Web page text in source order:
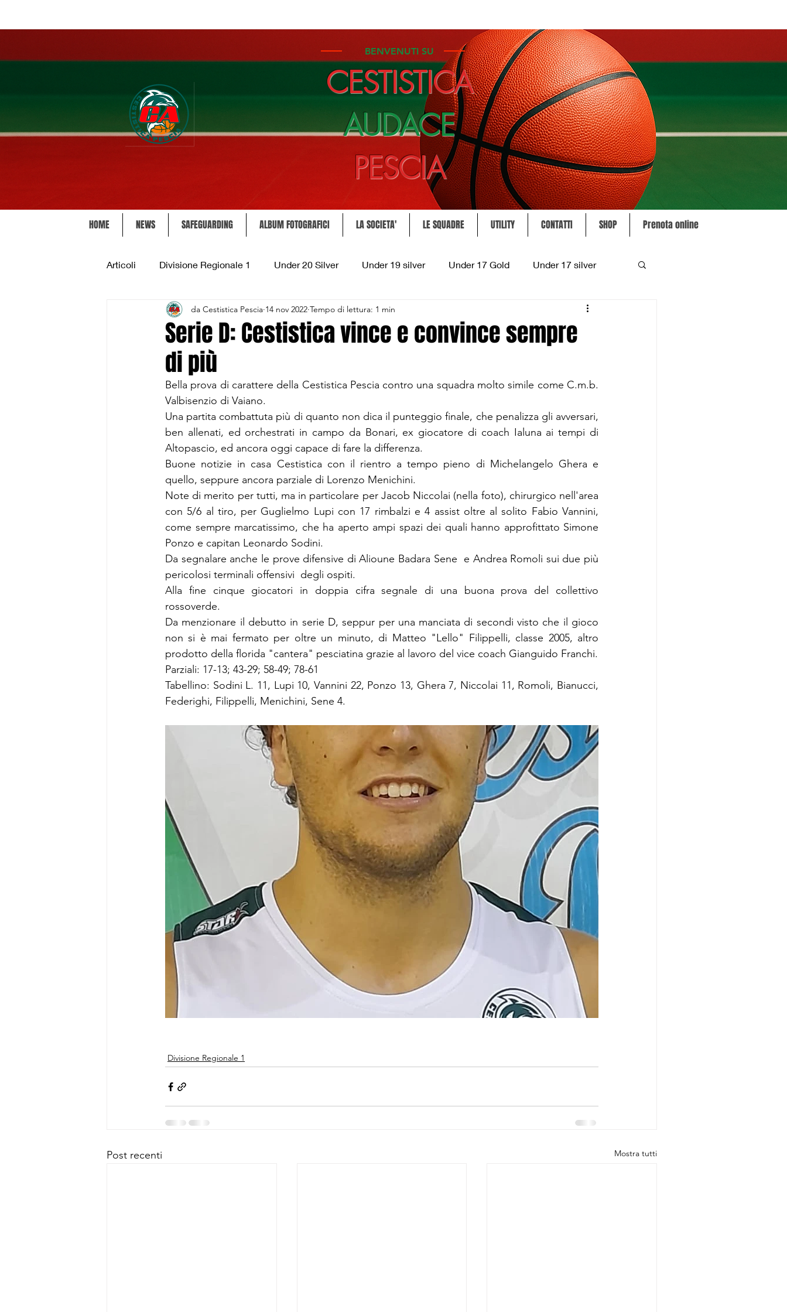
BENVENUTI SU
CESTISTICA
AUDACE
PESCIA
HOME NEWS SAFEGUARDING ALBUM FOTOGRAFICI LA SOCIETA' LE SQUADRE UTILITY CONTATTI SHOP Prenota online
Articoli Divisione Regionale 1 Under 20 Silver Under 19 silver Under 17 Gold Under 17 silver
Under 15 Silver Under 14 Silver Under 13 Silver Esordienti
CSI Juniores CSI Under 13
Serie D: Cestistica vince e convince sempre
di più
da Cestistica Pescia 14 nov 2022 Tempo di lettura: 1 min
Bella prova di carattere della Cestistica Pescia contro una squadra molto simile come C.m.b.
Valbisenzio di Vaiano.
Una partita combattuta più di quanto non dica il punteggio finale, che penalizza gli avversari,
ben allenati, ed orchestrati in campo da Bonari, ex giocatore di coach Ialuna ai tempi di
Altopascio, ed ancora oggi capace di fare la differenza.
Buone notizie in casa Cestistica con il rientro a tempo pieno di Michelangelo Ghera e
quello, seppure ancora parziale di Lorenzo Menichini.
Note di merito per tutti, ma in particolare per Jacob Niccolai (nella foto), chirurgico nell'area
con 5/6 al tiro, per Guglielmo Lupi con 17 rimbalzi e 4 assist oltre al solito Fabio Vannini,
come sempre marcatissimo, che ha aperto ampi spazi dei quali hanno approfittato Simone
Ponzo e capitan Leonardo Sodini.
Da segnalare anche le prove difensive di Alioune Badara Sene  e Andrea Romoli sui due più
pericolosi terminali offensivi  degli ospiti.
Alla fine cinque giocatori in doppia cifra segnale di una buona prova del collettivo
rossoverde.
Da menzionare il debutto in serie D, seppur per una manciata di secondi visto che il gioco
non si è mai fermato per oltre un minuto, di Matteo "Lello" Filippelli, classe 2005, altro
prodotto della florida "cantera" pesciatina grazie al lavoro del vice coach Gianguido Franchi.
Parziali: 17-13; 43-29; 58-49; 78-61
Tabellino: Sodini L. 11, Lupi 10, Vannini 22, Ponzo 13, Ghera 7, Niccolai 11, Romoli, Bianucci,
Federighi, Filippelli, Menichini, Sene 4.
Divisione Regionale 1
Post recenti Mostra tutti